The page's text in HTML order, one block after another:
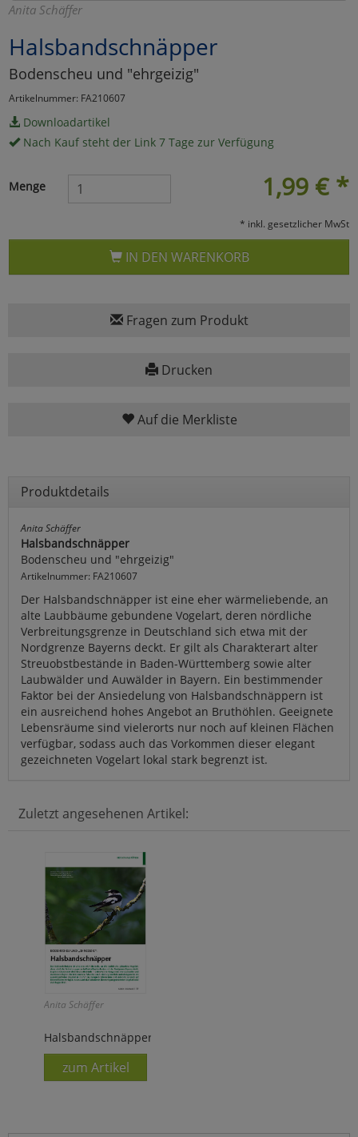
Anita Schäffer
Halsbandschnäpper
Bodenscheu und "ehrgeizig"
Artikelnummer: FA210607
Downloadartikel
Nach Kauf steht der Link 7 Tage zur Verfügung
1,99 € *
Menge
* inkl. gesetzlicher MwSt
IN DEN WARENKORB
Fragen zum Produkt
Drucken
Auf die Merkliste
Produktdetails
Anita Schäffer
Halsbandschnäpper
Bodenscheu und "ehrgeizig"
Artikelnummer: FA210607
Der Halsbandschnäpper ist eine eher wärmeliebende, an
alte Laubbäume gebundene Vogelart, deren nördliche
Verbreitungsgrenze in Deutschland sich etwa mit der
Nordgrenze Bayerns deckt. Er gilt als Charakterart alter
Streuobstbestände in Baden-Württemberg sowie alter
Laubwälder und Auwälder in Bayern. Ein bestimmender
Faktor bei der Ansiedelung von Halsbandschnäppern ist
ein ausreichend hohes Angebot an Bruthöhlen. Geeignete
Lebensräume sind vielerorts nur noch auf kleinen Flächen
verfügbar, sodass auch das Vorkommen dieser elegant
gezeichneten Vogelart lokal stark begrenzt ist.
Zuletzt angesehenen Artikel:
Anita Schäffer
Halsbandschnäpper
zum Artikel
Umfragetools
Cookies
Alle Akzeptieren
zurück
zu Haupptseite